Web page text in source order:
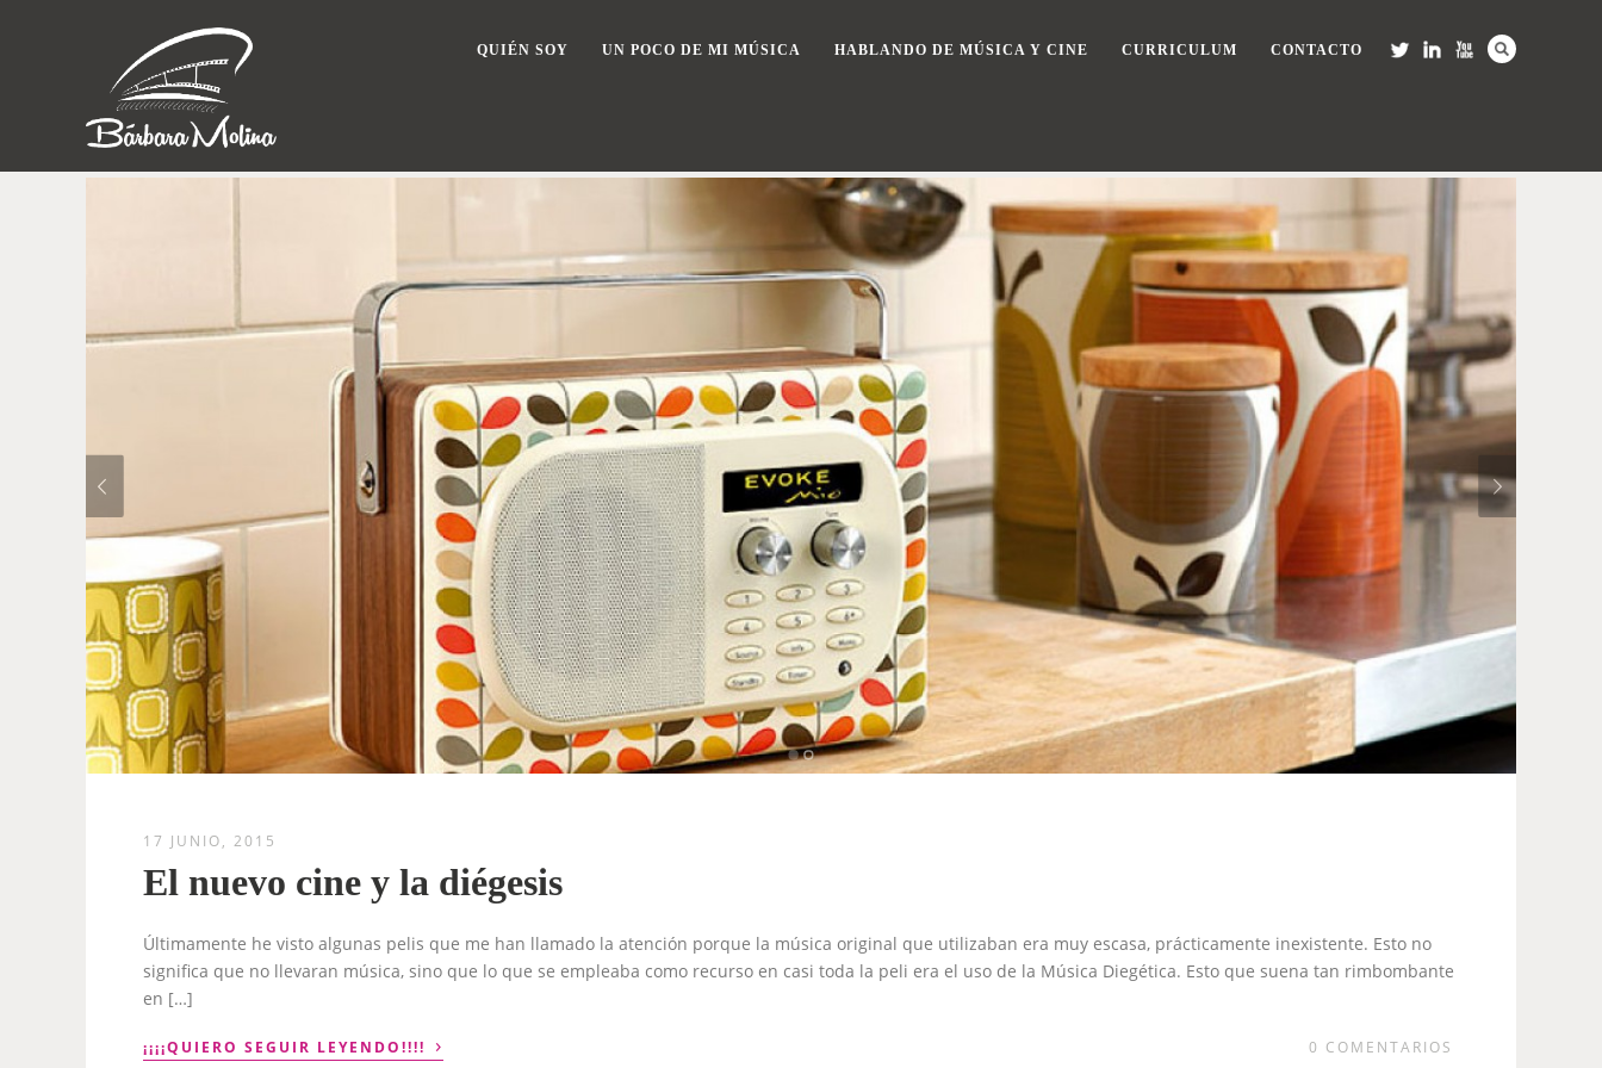
QUIÉN SOY UN POCO DE MI MÚSICA HABLANDO DE MÚSICA Y CINE CURRICULUM CONTACTO
17 JUNIO, 2015
El nuevo cine y la diégesis
Últimamente he visto algunas pelis que me han llamado la atención porque la música original que utilizaban era muy escasa, prácticamente inexistente. Esto no
significa que no llevaran música, sino que lo que se empleaba como recurso en casi toda la peli era el uso de la Música Diegética. Esto que suena tan rimbombante
en […]
¡¡¡¡QUIERO SEGUIR LEYENDO!!!! › 0 COMENTARIOS